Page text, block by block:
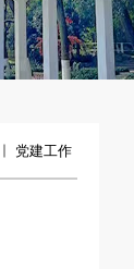
党建工作